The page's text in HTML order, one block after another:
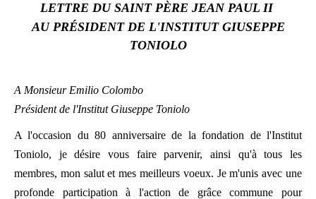
中文
LETTRE DU SAINT PÈRE JEAN PAUL II
AU PRÉSIDENT DE L'INSTITUT GIUSEPPE
TONIOLO
A Monsieur Emilio Colombo
Président de l'Institut Giuseppe Toniolo
A l'occasion du 80 anniversaire de la fondation de l'Institut
Toniolo, je désire vous faire parvenir, ainsi qu'à tous les
membres, mon salut et mes meilleurs voeux. Je m'unis avec une
profonde participation à l'action de grâce commune pour